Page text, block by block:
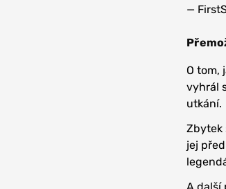
—
O tom,
vyhrál
utkání.
Zbytek
jej